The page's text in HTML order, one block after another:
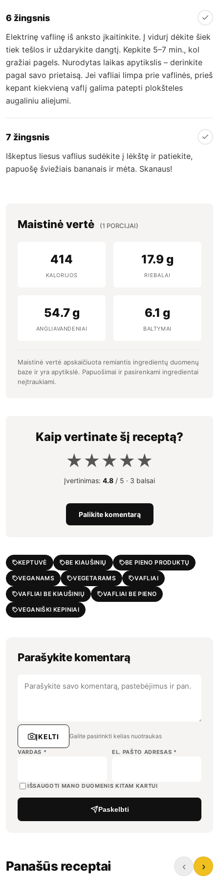
6 žingsnis
Elektrinę vaflinę iš anksto įkaitinkite. Į vidurį dėkite šiek
tiek tešlos ir uždarykite dangtį. Kepkite 5–7 min., kol
gražiai pagels. Nurodytas laikas apytikslis – derinkite
pagal savo prietaisą. Jei vafliai limpa prie vaflinės, prieš
kepant kiekvieną vaflį galima patepti plokšteles
augaliniu aliejumi.
7 žingsnis
Iškeptus liesus vaflius sudėkite į lėkštę ir patiekite,
papuošę šviežiais bananais ir mėta. Skanaus!
Maistinė vertė (1 PORCIJAI)
414
KALORIJOS
17.9 g
RIEBALAI
54.7 g
ANGLIAVANDENIAI
6.1 g
BALTYMAI
Maistinė vertė apskaičiuota remiantis ingredientų duomenų
baze ir yra apytikslė. Papuošimai ir pasirenkami ingredientai
neįtraukiami.
Kaip vertinate šį receptą?
★★★★★
Įvertinimas: 4.8 / 5 · 3 balsai
Palikite komentarą
KEPTUVĖ BE KIAUŠINIŲ BE PIENO PRODUKTŲ
VEGANAMS VEGETARAMS VAFLIAI
VAFLIAI BE KIAUŠINIŲ VAFLIAI BE PIENO
VEGANIŠKI KEPINIAI
Parašykite komentarą
ĮKELTI Galite pasirinkti kelias nuotraukas
VARDAS * EL. PAŠTO ADRESAS *
IŠSAUGOTI MANO DUOMENIS KITAM KARTUI
Paskelbti
Panašūs receptai ‹ ›